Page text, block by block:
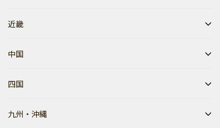
近畿
中国
四国
九州・沖縄